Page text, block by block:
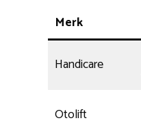
Merk
Handicare
Otolift